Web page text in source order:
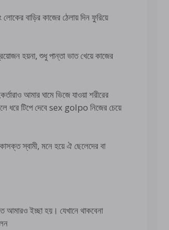
বাড়ির কাজের ঠেলায় দিন ফুরিয়ে
হয়না, শুধু পান্তা ভাত খেয়ে কাজের
আমার ঘামে ভিজে যাওয়া শরীরের
ধরে টিপে দেবে sex golpo নিজের চেয়ে
স্বামী, মনে হয়ে ঐ ছেলেদের বা
ইচ্ছা হয়। যেখানে থাকবেনা